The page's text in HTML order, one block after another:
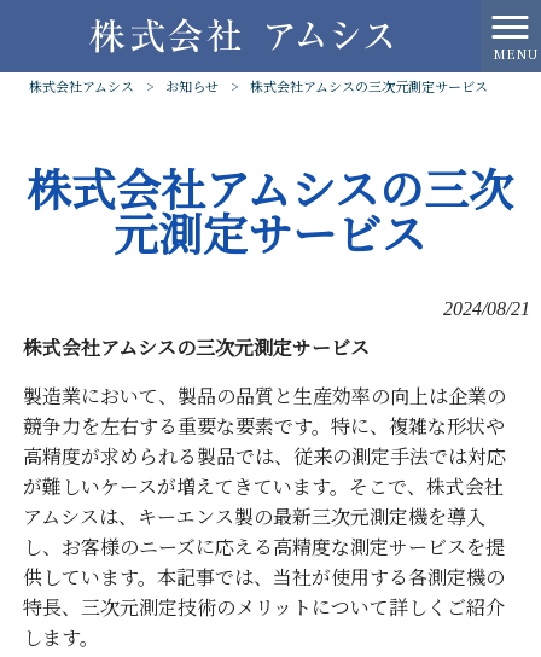
MENU
株式会社アムシス
> お知らせ > 株式会社アムシスの三次元測定サービス
株式会社アムシスの三次
元測定サービス
2024/08/21
株式会社アムシスの三次元測定サービス
製造業において、製品の品質と生産効率の向上は企業の
競争力を左右する重要な要素です。特に、複雑な形状や
高精度が求められる製品では、従来の測定手法では対応
が難しいケースが増えてきています。そこで、株式会社
アムシスは、キーエンス製の最新三次元測定機を導入
し、お客様のニーズに応える高精度な測定サービスを提
供しています。本記事では、当社が使用する各測定機の
特長、三次元測定技術のメリットについて詳しくご紹介
します。